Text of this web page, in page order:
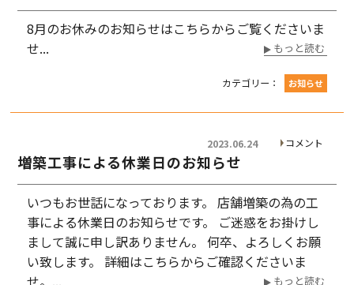
8月のお休みのお知らせはこちらからご覧くださいま
せ...
もっと読む
カテゴリー： お知らせ
増築工事による休業日のお知らせ
2023.06.24 コメント
いつもお世話になっております。 店舗増築の為の工
事による休業日のお知らせです。 ご迷惑をお掛けし
まして誠に申し訳ありません。 何卒、よろしくお願
い致します。 詳細はこちらからご確認くださいま
もっと読む